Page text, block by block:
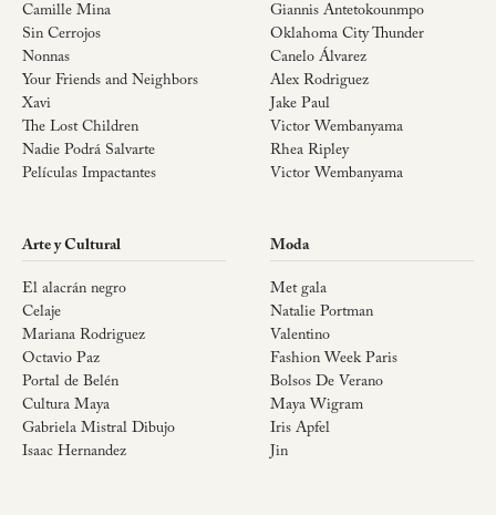
Camille Mina
Sin Cerrojos
Nonnas
Your Friends and Neighbors
Xavi
The Lost Children
Nadie Podrá Salvarte
Películas Impactantes
Giannis Antetokounmpo
Oklahoma City Thunder
Canelo Álvarez
Alex Rodriguez
Jake Paul
Victor Wembanyama
Rhea Ripley
Victor Wembanyama
Arte y Cultural
El alacrán negro
Celaje
Mariana Rodriguez
Octavio Paz
Portal de Belén
Cultura Maya
Gabriela Mistral Dibujo
Isaac Hernandez
Moda
Met gala
Natalie Portman
Valentino
Fashion Week Paris
Bolsos De Verano
Maya Wigram
Iris Apfel
Jin